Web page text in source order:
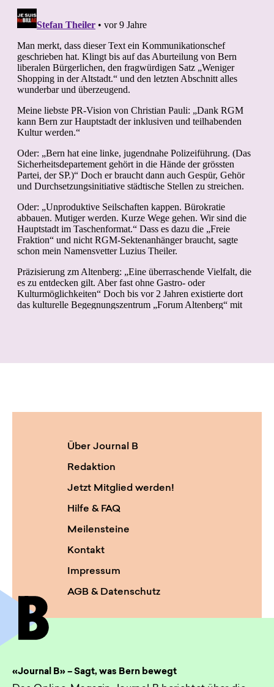
Über Journal B
Redaktion
Jetzt Mitglied werden!
Hilfe & FAQ
Meilensteine
Kontakt
Impressum
AGB & Datenschutz
«Journal B» – Sagt, was Bern bewegt